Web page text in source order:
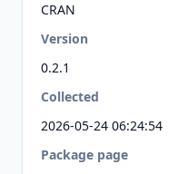
CRAN
Version
0.2.1
Collected
2026-05-24 06:24:54
Package page